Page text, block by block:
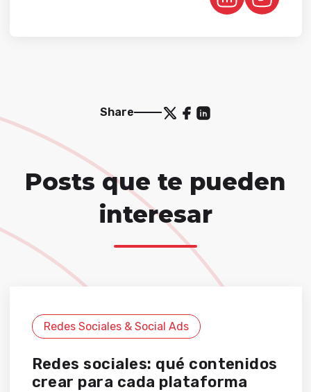
Share
Posts que te pueden
interesar
Redes Sociales & Social Ads
Redes sociales: qué contenidos
crear para cada plataforma